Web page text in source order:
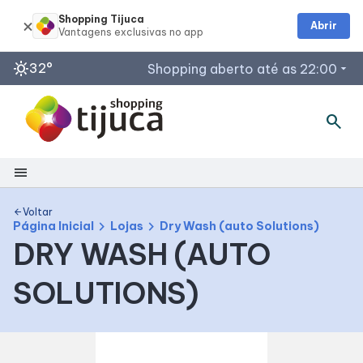
sunny32° Shopping aberto até as 22:00 arrow_drop_down
Horários de Funcionamento
Segunda a Sábado 10 às 22h
Domingos e Feriados 13h às 21h
Praça de Alimentação
Segunda a Sábado: 10h às 22h
Domingos e Feriados: 12h às 21h
Acessar todos os horários
search
menu
Shopping
Mapa Interno
Facilidades
arrow_backVoltar
Página Inicial chevron_right Lojas chevron_right Dry Wash (auto Solutions)
DRY WASH (AUTO
SOLUTIONS)
Shopping Tijuca
Abrir